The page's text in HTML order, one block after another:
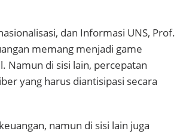
dan Informasi UNS, Prof.
memang menjadi game
Namun di sisi lain, percepatan
yang harus diantisipasi secara
namun di sisi lain juga